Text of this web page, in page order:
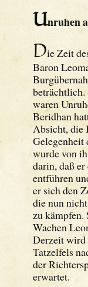
Unruhen
Die Zeit
Baron
beträchtlich.
waren
Beridhan
Absicht, die
Gelegenheit
wurde von
darin, daß
entführen
er sich den
die nun
zu
Wachen
Derzeit wird
Tatzelfels
der
erwartet.